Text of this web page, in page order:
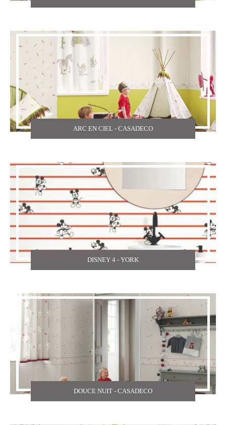
ARC EN CIEL - CASADECO
DISNEY 4 - YORK
DOUCE NUIT - CASADECO
THE CARLISLE & CO
ZOFFANY